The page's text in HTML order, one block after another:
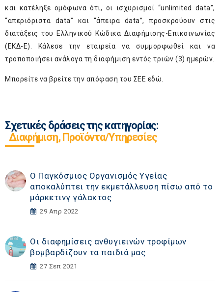
και κατέληξε ομόφωνα ότι, οι ισχυρισμοί “unlimited data”,
“απεριόριστα data” και “άπειρα data”, προσκρούουν στις
διατάξεις του Ελληνικού Κώδικα Διαφήμισης-Επικοινωνίας
(ΕΚΔ-Ε). Κάλεσε την εταιρεία να συμμορφωθεί και να
τροποποιήσει ανάλογα τη διαφήμιση εντός τριών (3) ημερών.
Μπορείτε να βρείτε την απόφαση του ΣΕΕ εδώ.
Σχετικές δράσεις της κατηγορίας:
Διαφήμιση, Προϊόντα/Υπηρεσίες
O Παγκόσμιος Οργανισμός Υγείας
αποκαλύπτει την εκμετάλλευση πίσω από το
μάρκετινγ γάλακτος
29 Απρ 2022
Οι διαφημίσεις ανθυγιεινών τροφίμων
βομβαρδίζουν τα παιδιά μας
27 Σεπ 2021